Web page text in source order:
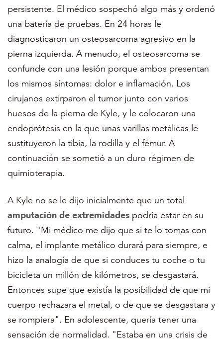
persistente. El médico sospechó algo más y ordenó
una batería de pruebas. En 24 horas le
diagnosticaron un osteosarcoma agresivo en la
pierna izquierda. A menudo, el osteosarcoma se
confunde con una lesión porque ambos presentan
los mismos síntomas: dolor e inflamación. Los
cirujanos extirparon el tumor junto con varios
huesos de la pierna de Kyle, y le colocaron una
endoprótesis en la que unas varillas metálicas le
sustituyeron la tibia, la rodilla y el fémur. A
continuación se sometió a un duro régimen de
quimioterapia.
A Kyle no se le dijo inicialmente que un total
amputación de extremidades podría estar en su
futuro. "Mi médico me dijo que si te lo tomas con
calma, el implante metálico durará para siempre, e
hizo la analogía de que si conduces tu coche o tu
bicicleta un millón de kilómetros, se desgastará.
Entonces supe que existía la posibilidad de que mi
cuerpo rechazara el metal, o de que se desgastara y
se rompiera". En adolescente, quería tener una
sensación de normalidad. "Estaba en una crisis de